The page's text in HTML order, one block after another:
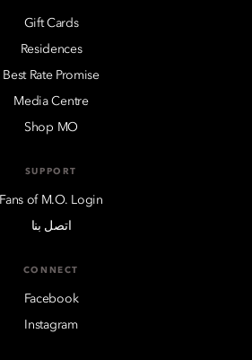
Gift Cards
Residences
Best Rate Promise
Media Centre
Shop MO
SUPPORT
Fans of M.O. Login
اتصل بنا
CONNECT
Facebook
Instagram